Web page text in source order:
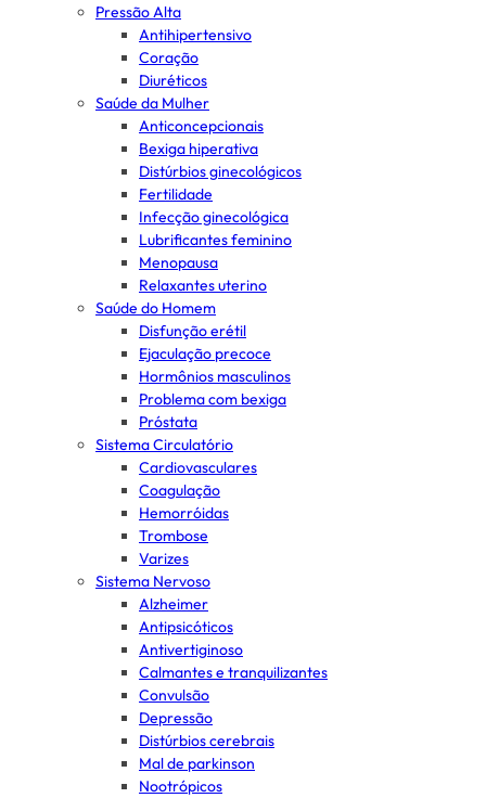
Pressão Alta
Antihipertensivo
Coração
Diuréticos
Saúde da Mulher
Anticoncepcionais
Bexiga hiperativa
Distúrbios ginecológicos
Fertilidade
Infecção ginecológica
Lubrificantes feminino
Menopausa
Relaxantes uterino
Saúde do Homem
Disfunção erétil
Ejaculação precoce
Hormônios masculinos
Problema com bexiga
Próstata
Sistema Circulatório
Cardiovasculares
Coagulação
Hemorróidas
Trombose
Varizes
Sistema Nervoso
Alzheimer
Antipsicóticos
Antivertiginoso
Calmantes e tranquilizantes
Convulsão
Depressão
Distúrbios cerebrais
Mal de parkinson
Nootrópicos